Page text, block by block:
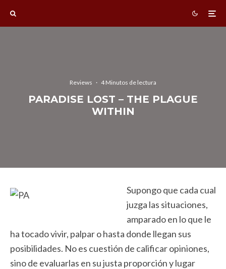
Reviews · 4 Minutos de lectura
PARADISE LOST – THE PLAGUE
WITHIN
Supongo que cada cual
juzga las situaciones,
amparado en lo que le
ha tocado vivir, palpar o hasta donde llegan sus
posibilidades. No es cuestión de calificar opiniones,
sino de evaluarlas en su justa proporción y lugar